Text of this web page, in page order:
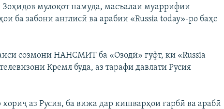
мулоқот намуда, масъалаи муаррифии
ба забони англисӣ ва арабии «Russia today»-ро баҳс
созмони НАНСМИТ ба «Озодӣ» гуфт, ки «Russia
Кремл буда, аз тарафи давлати Русия
аз Русия, ба вижа дар кишварҳои ғарбӣ ва арабӣ